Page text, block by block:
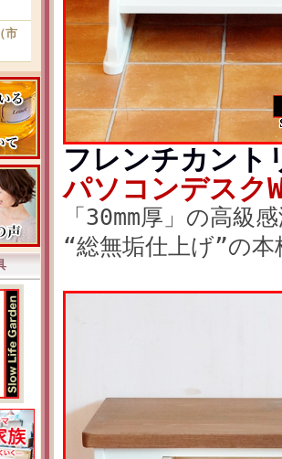
市
フレンチカント
パソコンデス
「30mm厚」の高級
“総無垢仕上げ”の